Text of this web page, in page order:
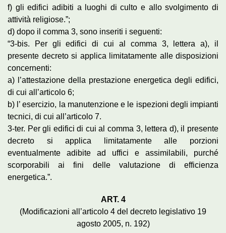
f) gli edifici adibiti a luoghi di culto e allo svolgimento di
attività religiose.”;
d) dopo il comma 3, sono inseriti i seguenti:
“3-bis. Per gli edifici di cui al comma 3, lettera a), il
presente decreto si applica limitatamente alle disposizioni
concernenti:
a) l’attestazione della prestazione energetica degli edifici,
di cui all’articolo 6;
b) l’ esercizio, la manutenzione e le ispezioni degli impianti
tecnici, di cui all’articolo 7.
3-ter. Per gli edifici di cui al comma 3, lettera d), il presente
decreto si applica limitatamente alle porzioni
eventualmente adibite ad uffici e assimilabili, purché
scorporabili ai fini delle valutazione di efficienza
energetica.”.
ART. 4
(Modificazioni all’articolo 4 del decreto legislativo 19
agosto 2005, n. 192)